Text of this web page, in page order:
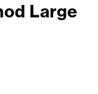
Large